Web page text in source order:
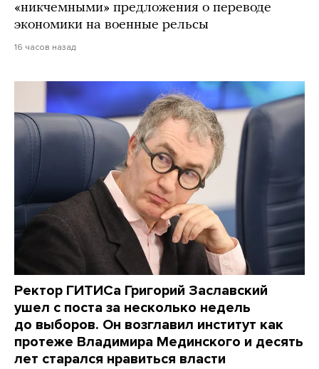
«никчемными» предложения о переводе
экономики на военные рельсы
16 часов назад
Ректор ГИТИСа Григорий Заславский
ушел с поста за несколько недель
до выборов. Он возглавил институт как
протеже Владимира Мединского и десять
лет старался нравиться власти